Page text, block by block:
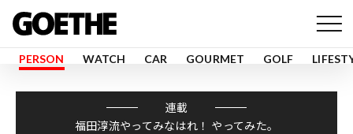
PERSON WATCH CAR GOURMET GOLF
連載
福田淳流やってみなはれ！ やってみた。